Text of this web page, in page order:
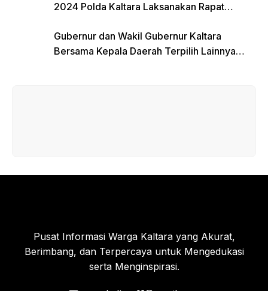
2024 Polda Kaltara Laksanakan Rapat
Gubernur dan Wakil Gubernur Kaltara
Bersama Kepala Daerah Terpilih Lainnya
Pusat Informasi Warga Kaltara yang Akurat,
Berimbang, dan Terpercaya untuk Mengedukasi
serta Menginspirasi.